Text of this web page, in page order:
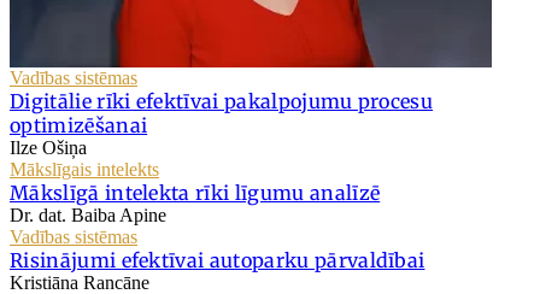
Vadības sistēmas
Digitālie rīki efektīvai pakalpojumu procesu
optimizēšanai
Ilze Ošiņa
Mākslīgais intelekts
Mākslīgā intelekta rīki līgumu analīzē
Dr. dat. Baiba Apine
Vadības sistēmas
Risinājumi efektīvai autoparku pārvaldībai
Kristiāna Rancāne